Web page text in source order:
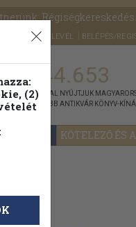
HÍRLEVÉL BELÉPÉS/
KÖTELEZŐ ÉS
1.144.653
KIADVÁNNYAL NYÚJTJUK
LEGNAGYOBB ANTIKVÁR KÖNYV-
(2)